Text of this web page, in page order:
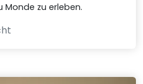
Monde zu erleben.